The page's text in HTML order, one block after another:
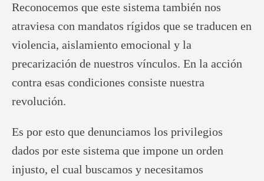
Reconocemos que este sistema también nos
atraviesa con mandatos rígidos que se traducen en
violencia, aislamiento emocional y la
precarización de nuestros vínculos. En la acción
contra esas condiciones consiste nuestra
revolución.
Es por esto que denunciamos los privilegios
dados por este sistema que impone un orden
injusto, el cual buscamos y necesitamos